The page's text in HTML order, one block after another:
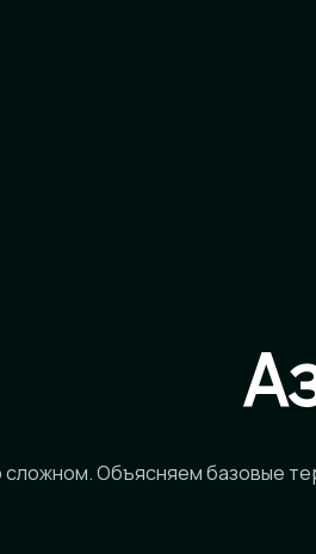
Объясняем базовые